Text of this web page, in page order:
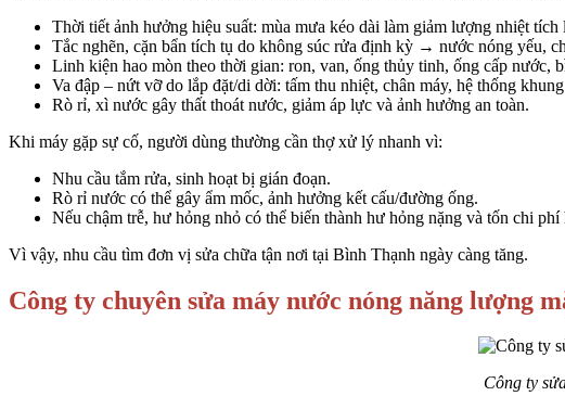
Thời tiết ảnh hưởng hiệu suất: mùa mưa kéo dài làm giảm lượng nhiệt tích
Tắc nghẽn, cặn bẩn tích tụ do không súc rửa định kỳ → nước nóng yếu,
Linh kiện hao mòn theo thời gian: ron, van, ống thủy tinh, ống cấp nước,
Va đập – nứt vỡ do lắp đặt/di dời: tấm thu nhiệt, chân máy, hệ thống
Rò rỉ, xì nước gây thất thoát nước, giảm áp lực và ảnh hưởng an toàn.
Khi máy gặp sự cố, người dùng thường cần thợ xử lý nhanh vì:
Nhu cầu tắm rửa, sinh hoạt bị gián đoạn.
Rò rỉ nước có thể gây ẩm mốc, ảnh hưởng kết cấu/đường ống.
Nếu chậm trễ, hư hỏng nhỏ có thể biến thành hư hỏng nặng và tốn chi phí
Vì vậy, nhu cầu tìm đơn vị sửa chữa tận nơi tại Bình Thạnh ngày càng tăng.
Công ty chuyên sửa máy nước nóng năng lượng
Công ty